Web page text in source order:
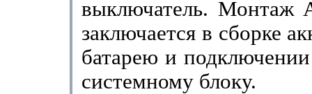
выключатель. Монтаж
заключается в сборке
батарею и
системному блоку.